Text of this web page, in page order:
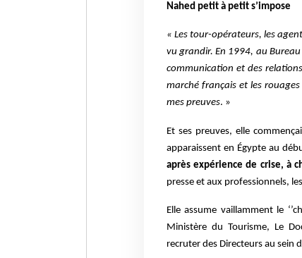
Nahed petit à petit s’impose
« Les tour-opérateurs, les
vu grandir. En 1994, au
communication et des
marché français et les
mes preuves. »
Et ses preuves, elle
apparaissent en Égypte au
après expérience de crise, à
presse et aux professionnels,
Elle assume vaillamment le
Ministère du Tourisme, Le
recruter des Directeurs au sein